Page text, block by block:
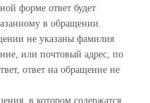
форме ответ будет
в обращении.
не указаны фамилия
или почтовый адрес, по
ответ на обращение не
в котором содержатся